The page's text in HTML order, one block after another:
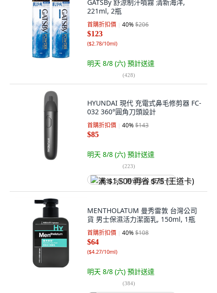
GATSBy 舒涼制汗噴霧 清新海洋,
221ml, 2瓶
首購折扣價 40%$206
$123
($2.78/10ml)
明天 8/8 (六) 預計送達
(428)
HYUNDAI 現代 充電式鼻毛修剪器 FC-
032 360°圓角刀頭設計
首購折扣價 40%$143
$85
明天 8/8 (六) 預計送達
(223)
满 $1,500 再省 $75 (王道卡)
MENTHOLATUM 曼秀雷敦 台灣公司
貨 男士保濕活力潔面乳, 150ml, 1瓶
首購折扣價 40%$108
$64
($4.27/10ml)
明天 8/8 (六) 預計送達
(384)